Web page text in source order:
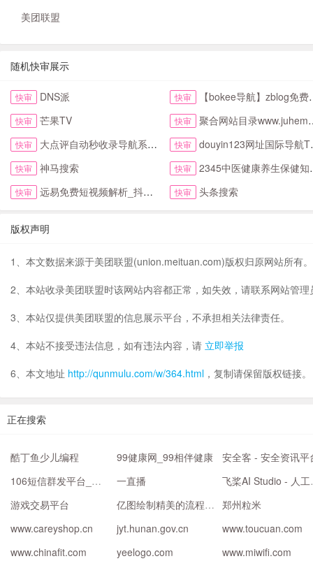
美团联盟
随机快审展示
快审 DNS派 快审 【bokee导航】zblog免费自动收录检查反链
快审 芒果TV 快审 聚合网站目录www.juhemulu.com.cn名站在线
快审 大点评自动秒收录导航系统首页 快审 douyin123网址国际导航TikTok下拉首页
快审 神马搜索 快审 2345中医健康养生保健知识网
快审 远易免费短视频解析_抖音皮皮虾微视快手去水印 快审 头条搜索
版权声明
1、本文数据来源于美团联盟(union.meituan.com)版权归原网站所有。
2、本站收录美团联盟时该网站内容都正常，如失效，请联系网站管理
3、本站仅提供美团联盟的信息展示平台，不承担相关法律责任。
4、本站不接受违法信息，如有违法内容，请 立即举报
6、本文地址 http://qunmulu.com/w/364.html ，复制请保留版权链接。
正在搜索
酷丁鱼少儿编程 99健康网_99相伴健康
安全客 - 安全资讯平
106短信群发平台_国际短信验证码接口-云通讯PaaS平台
一直播
飞桨
游戏交易平台
亿图绘制精美的流程图、思维导图
郑州粒米
www.careyshop.cn
jyt.hunan.gov.cn
www.toucuan.com
www.chinafit.com
yeelogo.com
www.miwifi.com